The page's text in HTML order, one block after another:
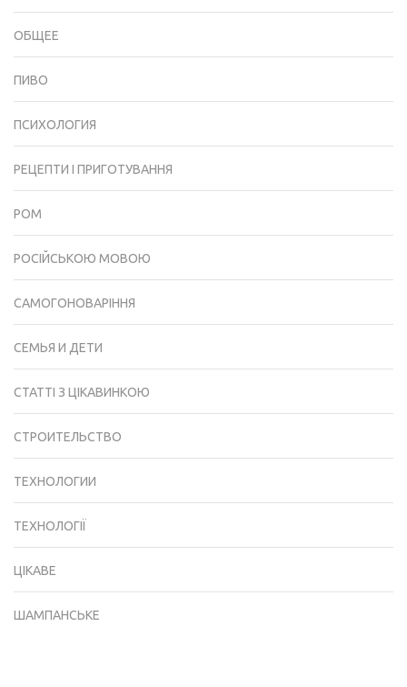
ОБЩЕЕ
ПИВО
ПСИХОЛОГИЯ
РЕЦЕПТИ І ПРИГОТУВАННЯ
РОМ
РОСІЙСЬКОЮ МОВОЮ
САМОГОНОВАРІННЯ
СЕМЬЯ И ДЕТИ
СТАТТІ З ЦІКАВИНКОЮ
СТРОИТЕЛЬСТВО
ТЕХНОЛОГИИ
ТЕХНОЛОГІЇ
ЦІКАВЕ
ШАМПАНСЬКЕ